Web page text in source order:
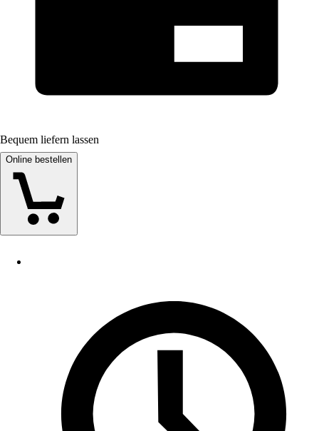
Bequem liefern lassen
Online bestellen